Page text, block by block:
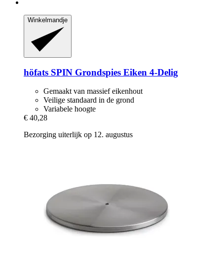
Winkelmandje
höfats SPIN Grondspies Eiken 4-​Delig
Gemaakt van massief eikenhout
Veilige standaard in de grond
Variabele hoogte
€ 40,28
Bezorging uiterlijk op 12. augustus